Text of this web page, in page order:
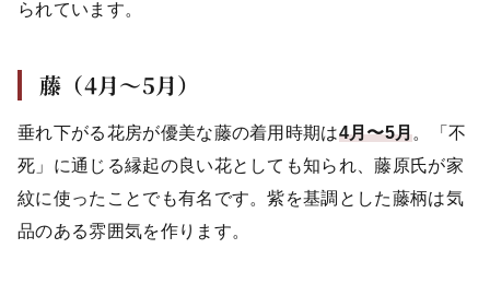
られています。
藤（4月〜5月）
垂れ下がる花房が優美な藤の着用時期は4月〜5月。「不
死」に通じる縁起の良い花としても知られ、藤原氏が家
紋に使ったことでも有名です。紫を基調とした藤柄は気
品のある雰囲気を作ります。